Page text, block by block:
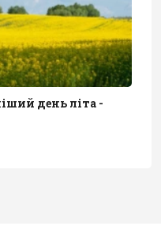
день літа -